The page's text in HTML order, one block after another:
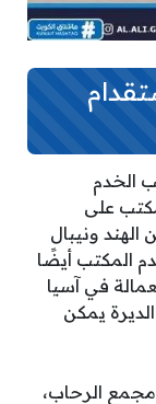
الخدم
على
ونيبال
المكتب أيضًا
في آسيا
يمكن
الرحاب،